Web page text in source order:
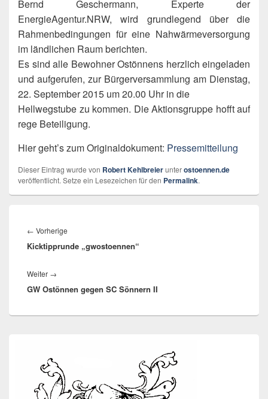
Bernd Geschermann, Experte der
EnergieAgentur.NRW, wird grundlegend über die
Rahmenbedingungen für eine Nahwärmeversorgung
im ländlichen Raum berichten.
Es sind alle Bewohner Ostönnens herzlich eingeladen
und aufgerufen, zur Bürgerversammlung am Dienstag,
22. September 2015 um 20.00 Uhr in die
Hellwegstube zu kommen. Die Aktionsgruppe hofft auf
rege Beteiligung.
Hier geht’s zum Originaldokument: Pressemitteilung
Dieser Eintrag wurde von Robert Kehlbreierunterostoennen.de
veröffentlicht. Setze ein Lesezeichen für den Permalink.
← Vorherige
Beitrag:
Kicktipprunde „gwostoennen“
Weiter →
Beitrag:
GW Ostönnen gegen SC Sönnern II
Widgetbereich